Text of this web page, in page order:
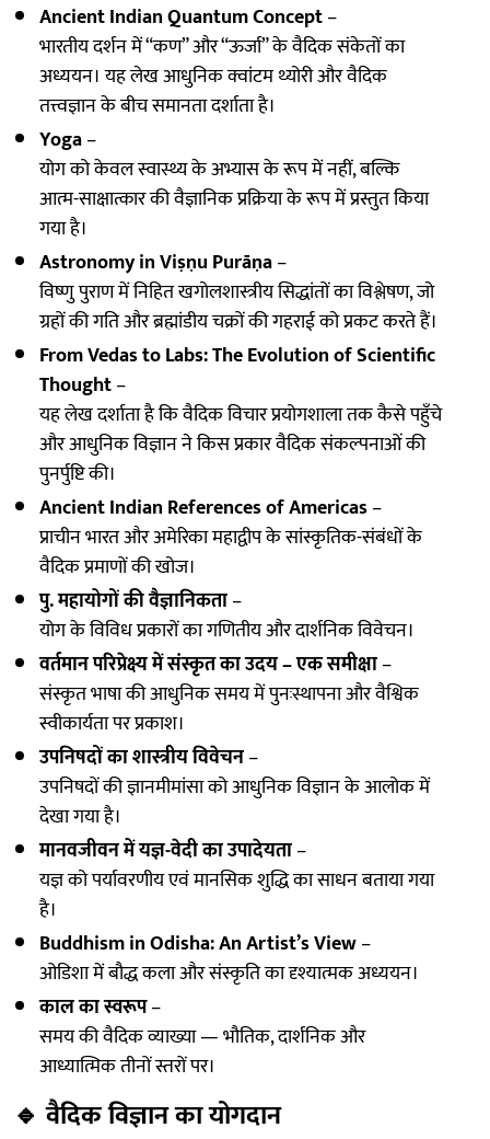
Ancient Indian Quantum Concept–
भारतीय दर्शन में “कण” और “ऊर्जा” के वैदिक संकेतों का
अध्ययन। यह लेख आधुनिक क्वांटम थ्योरी और वैदिक
तत्त्वज्ञान के बीच समानता दर्शाता है।
Yoga–
योग को केवल स्वास्थ्य के अभ्यास के रूप में नहीं, बल्कि
आत्म-साक्षात्कार की वैज्ञानिक प्रक्रिया के रूप में प्रस्तुत किया
गया है।
Astronomy in Viṣṇu Purāṇa–
विष्णु पुराण में निहित खगोलशास्त्रीय सिद्धांतों का विश्लेषण, जो
ग्रहों की गति और ब्रह्मांडीय चक्रों की गहराई को प्रकट करते हैं।
From Vedas to Labs: The Evolution of Scientific
Thought–
यह लेख दर्शाता है कि वैदिक विचार प्रयोगशाला तक कैसे पहुँचे
और आधुनिक विज्ञान ने किस प्रकार वैदिक संकल्पनाओं की
पुनर्पुष्टि की।
Ancient Indian References of Americas–
प्राचीन भारत और अमेरिका महाद्वीप के सांस्कृतिक-संबंधों के
वैदिक प्रमाणों की खोज।
पु. महायोगों की वैज्ञानिकता–
योग के विविध प्रकारों का गणितीय और दार्शनिक विवेचन।
वर्तमान परिप्रेक्ष्य में संस्कृत का उदय – एक समीक्षा–
संस्कृत भाषा की आधुनिक समय में पुनःस्थापना और वैश्विक
स्वीकार्यता पर प्रकाश।
उपनिषदों का शास्त्रीय विवेचन–
उपनिषदों की ज्ञानमीमांसा को आधुनिक विज्ञान के आलोक में
देखा गया है।
मानवजीवन में यज्ञ-वेदी का उपादेयता–
यज्ञ को पर्यावरणीय एवं मानसिक शुद्धि का साधन बताया गया
है।
Buddhism in Odisha: An Artist’s View–
ओडिशा में बौद्ध कला और संस्कृति का दृश्यात्मक अध्ययन।
काल का स्वरूप–
समय की वैदिक व्याख्या — भौतिक, दार्शनिक और
आध्यात्मिक तीनों स्तरों पर।
🔹वैदिक विज्ञान का योगदान